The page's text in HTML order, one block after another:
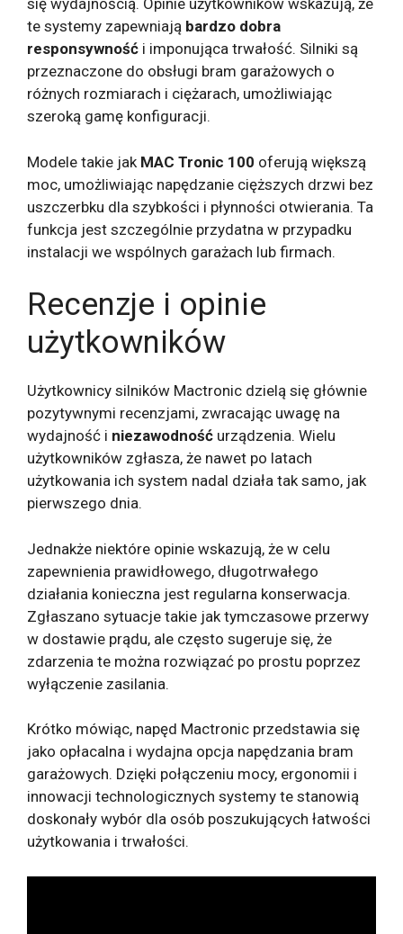
się wydajnością. Opinie użytkowników wskazują, że
te systemy zapewniają bardzo dobra
responsywność i imponująca trwałość. Silniki są
przeznaczone do obsługi bram garażowych o
różnych rozmiarach i ciężarach, umożliwiając
szeroką gamę konfiguracji.
Modele takie jak MAC Tronic 100 oferują większą
moc, umożliwiając napędzanie cięższych drzwi bez
uszczerbku dla szybkości i płynności otwierania. Ta
funkcja jest szczególnie przydatna w przypadku
instalacji we wspólnych garażach lub firmach.
Recenzje i opinie
użytkowników
Użytkownicy silników Mactronic dzielą się głównie
pozytywnymi recenzjami, zwracając uwagę na
wydajność i niezawodność urządzenia. Wielu
użytkowników zgłasza, że ​​nawet po latach
użytkowania ich system nadal działa tak samo, jak
pierwszego dnia.
Jednakże niektóre opinie wskazują, że w celu
zapewnienia prawidłowego, długotrwałego
działania konieczna jest regularna konserwacja.
Zgłaszano sytuacje takie jak tymczasowe przerwy
w dostawie prądu, ale często sugeruje się, że
zdarzenia te można rozwiązać po prostu poprzez
wyłączenie zasilania.
Krótko mówiąc, napęd Mactronic przedstawia się
jako opłacalna i wydajna opcja napędzania bram
garażowych. Dzięki połączeniu mocy, ergonomii i
innowacji technologicznych systemy te stanowią
doskonały wybór dla osób poszukujących łatwości
użytkowania i trwałości.